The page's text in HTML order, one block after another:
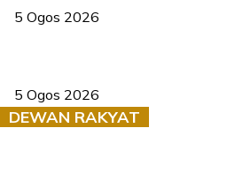
5 Ogos 2026
5 Ogos 2026
DEWAN RAKYAT